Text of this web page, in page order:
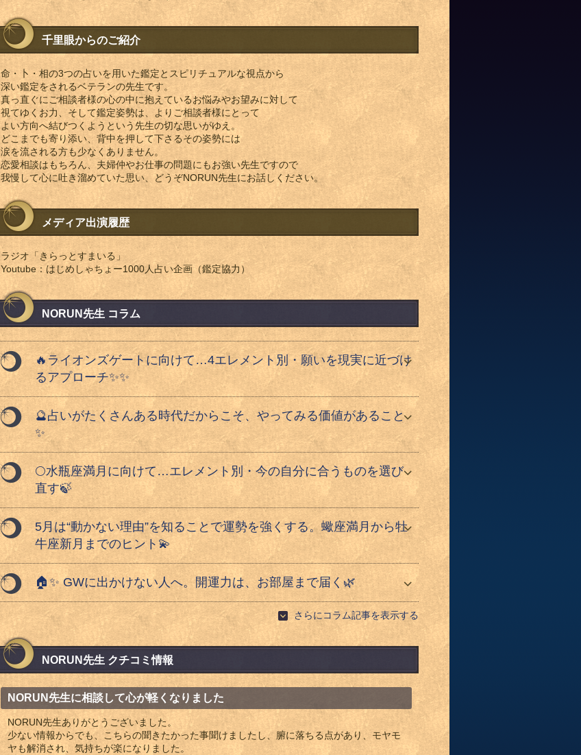
千里眼からのご紹介
命・卜・相の3つの占いを用いた鑑定とスピリチュアルな視点から
深い鑑定をされるベテランの先生です。
真っ直ぐにご相談者様の心の中に抱えているお悩みやお望みに対して
視てゆくお力、そして鑑定姿勢は、よりご相談者様にとって
よい方向へ結びつくようという先生の切な思いがゆえ。
どこまでも寄り添い、背中を押して下さるその姿勢には
涙を流される方も少なくありません。
恋愛相談はもちろん、夫婦仲やお仕事の問題にもお強い先生ですので
我慢して心に吐き溜めていた思い、どうぞNORUN先生にお話しください。
メディア出演履歴
ラジオ「きらっとすまいる」
Youtube：はじめしゃちょー1000人占い企画（鑑定協力）
NORUN先生 コラム
🔥ライオンズゲートに向けて…4エレメント別・願いを現実に近づけ
るアプローチ✨✨
🔮占いがたくさんある時代だからこそ、やってみる価値があること
✨
🌕水瓶座満月に向けて…エレメント別・今の自分に合うものを選び
直す🍃
5月は“動かない理由”を知ることで運勢を強くする。蠍座満月から牡
牛座新月までのヒント💫
🏠✨ GWに出かけない人へ。開運力は、お部屋まで届く🌿
さらにコラム記事を表示する
NORUN先生 クチコミ情報
NORUN先生に相談して心が軽くなりました
NORUN先生ありがとうございました。
少ない情報からでも、こちらの聞きたかった事聞けましたし、腑に落ちる点があり、モヤモ
ヤも解消され、気持ちが楽になりました。